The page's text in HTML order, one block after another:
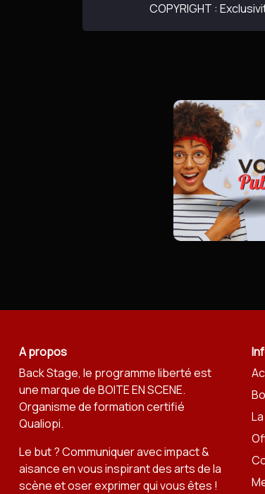
COPYRIGHT :
A propos
Back Stage, le programme liberté est
une marque deBOITE EN SCENE.
Organisme de formation certifié
Qualiopi.
Le but ? Communiquer avec impact &
aisance en vous inspirant des arts de la
scène et oser exprimer qui vous êtes !